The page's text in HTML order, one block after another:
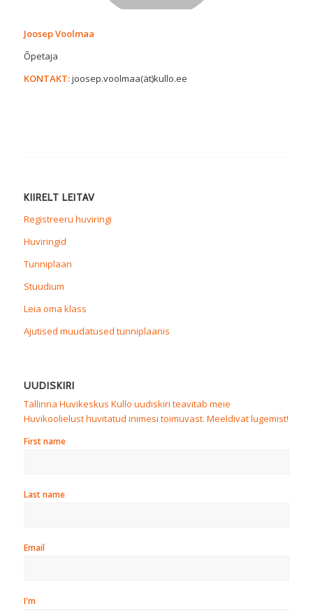
Joosep Voolmaa
Õpetaja
KONTAKT:joosep.voolmaa(ät)kullo.ee
KIIRELT LEITAV
Registreeru huviringi
Huviringid
Tunniplaan
Stuudium
Leia oma klass
Ajutised muudatused tunniplaanis
UUDISKIRI
Tallinna Huvikeskus Kullo uudiskiri teavitab meie
Huvikoolielust huvitatud inimesi toimuvast. Meeldivat lugemist!
First name
Last name
Email
I'm